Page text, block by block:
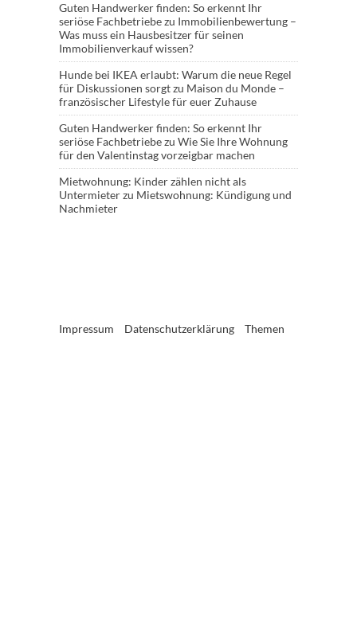
Guten Handwerker finden: So erkennt Ihr
seriöse Fachbetriebezu Immobilienbewertung –
Was muss ein Hausbesitzer für seinen
Immobilienverkauf wissen?
Hunde bei IKEA erlaubt: Warum die neue Regel
für Diskussionen sorgtzu Maison du Monde –
französischer Lifestyle für euer Zuhause
Guten Handwerker finden: So erkennt Ihr
seriöse Fachbetriebezu Wie Sie Ihre Wohnung
für den Valentinstag vorzeigbar machen
Mietwohnung: Kinder zählen nicht als
Untermieterzu Mietswohnung: Kündigung und
Nachmieter
Impressum Datenschutzerklärung Themen